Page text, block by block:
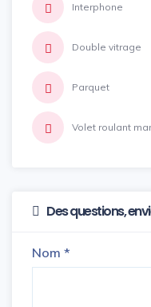
Interphone
Double vitrage
Parquet
Volet roulant
Des questions,
Nom *